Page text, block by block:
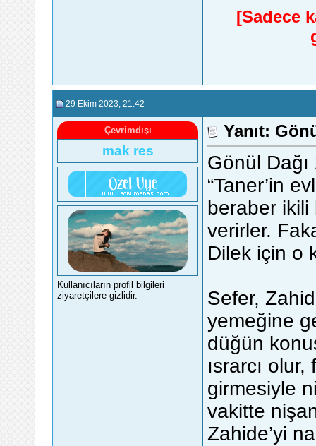
[Sadece
29 Ekim 2023 , 21:42
Çevrimdışı
mak res
Kullanıcıların profil bilgileri
ziyaretçilere gizlidir.
Yanıt:
Gönül
“Taner’in
beraber
verirler.
Dilek için o
Sefer,
yemeğine
düğün
ısrarcı
girmesiyle
vakitte
Zahide’yi